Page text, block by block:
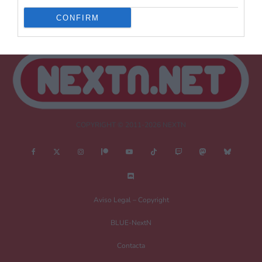
CONFIRM
Aviso Legal – Copyright
BLUE-NextN
Contacta